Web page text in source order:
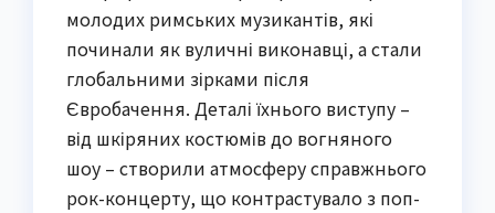
молодих римських музикантів, які
починали як вуличні виконавці, а стали
глобальними зірками після
Євробачення. Деталі їхнього виступу –
від шкіряних костюмів до вогняного
шоу – створили атмосферу справжнього
рок-концерту, що контрастувало з поп-